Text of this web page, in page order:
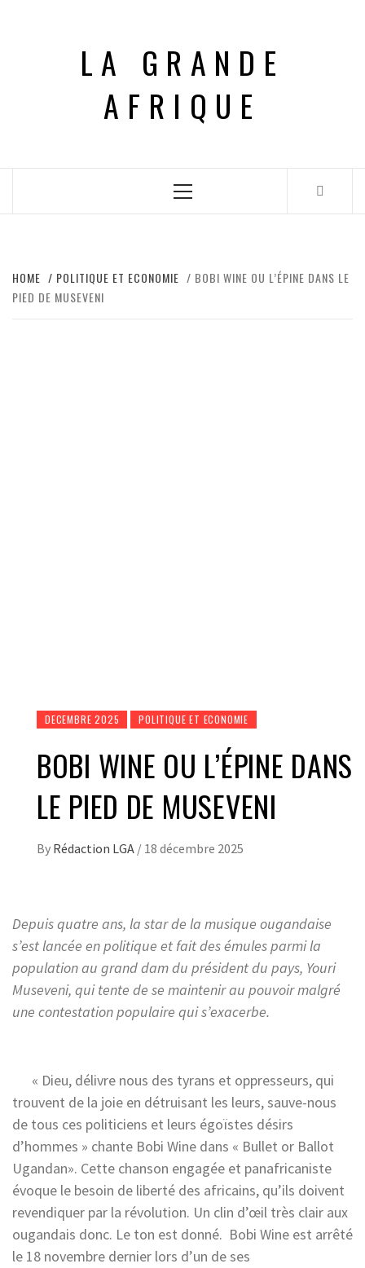
LA GRANDE
AFRIQUE
Menu
HOME POLITIQUE ET ECONOMIE
BOBI WINE OU L’ÉPINE DANS LE
PIED DE MUSEVENI
DECEMBRE 2025 POLITIQUE ET ECONOMIE
BOBI WINE OU L’ÉPINE DANS
LE PIED DE MUSEVENI
By Rédaction LGA / 18 décembre 2025
Depuis quatre ans, la star de la musique ougandaise
s’est lancée en politique et fait des émules parmi la
population au grand dam du président du pays, Youri
Museveni, qui tente de se maintenir au pouvoir malgré
une contestation populaire qui s’exacerbe.
« Dieu, délivre nous des tyrans et oppresseurs, qui
trouvent de la joie en détruisant les leurs, sauve-nous
de tous ces politiciens et leurs égoïstes désirs
d’hommes » chante Bobi Wine dans « Bullet or Ballot
Ugandan». Cette chanson engagée et panafricaniste
évoque le besoin de liberté des africains, qu’ils doivent
revendiquer par la révolution. Un clin d’œil très clair aux
ougandais donc. Le ton est donné. Bobi Wine est arrêté
le 18 novembre dernier lors d’un de ses